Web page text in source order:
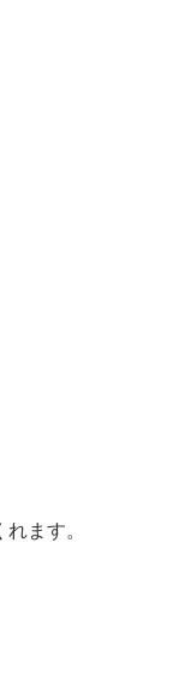
ます。